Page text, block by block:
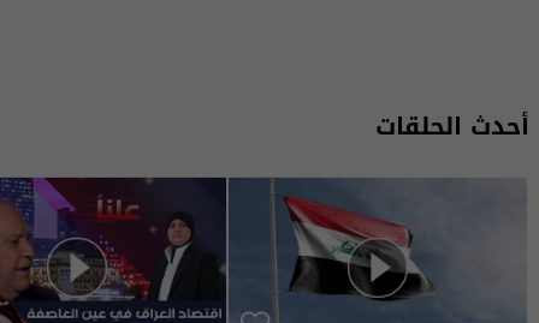
أحدث الحلقات